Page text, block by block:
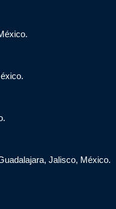
Jalisco, México.